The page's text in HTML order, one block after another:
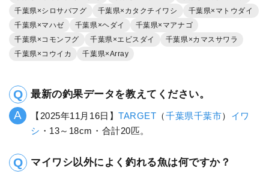
千葉県×シロサバフグ
千葉県×カタクチイワシ
千葉県×マトウダイ
千葉県×マハゼ
千葉県×ヘダイ
千葉県×マアナゴ
千葉県×コモンフグ
千葉県×エビスダイ
千葉県×カマスサワラ
千葉県×コウイカ
千葉県×Array
最新の釣果データを教えてください。
【2025年11月16日】TARGET （千葉県千葉市） イワ
シ ・13～18cm・合計20匹。
マイワシ以外によく釣れる魚は何ですか？